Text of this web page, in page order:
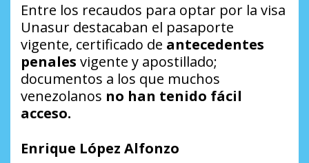
Entre los recaudos para optar por la visa
Unasur destacaban el pasaporte
vigente, certificado de antecedentes
penales vigente y apostillado;
documentos a los que muchos
venezolanos no han tenido fácil
acceso.
Enrique López Alfonzo